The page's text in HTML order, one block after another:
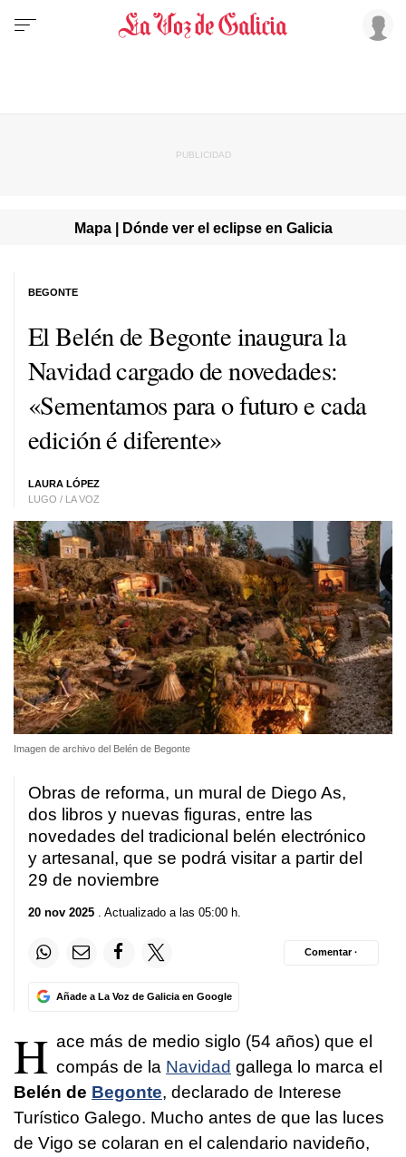
Mapa | Dónde ver el eclipse en Galicia
El Belén de Begonte inaugura la
Navidad cargado de novedades:
«Sementamos para o futuro e cada
edición é diferente»
LAURA LÓPEZ
LUGO / LA VOZ
BEGONTE
Imagen de archivo del Belén de Begonte
Obras de reforma, un mural de Diego As,
dos libros y nuevas figuras, entre las
novedades del tradicional belén electrónico
y artesanal, que se podrá visitar a partir del
29 de noviembre
20 nov 2025 . Actualizado a las 05:00 h.
Añade a La Voz de Galicia en Google
Comentar ·
H ace más de medio siglo (54 años) que el
compás de la Navidad gallega lo marca el
Belén de Begonte, declarado de Interese
Turístico Galego. Mucho antes de que las luces
de Vigo se colaran en el calendario navideño,